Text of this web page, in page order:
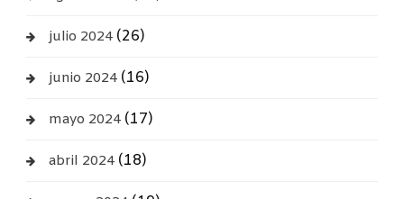
julio 2024(26)
junio 2024(16)
mayo 2024(17)
abril 2024(18)